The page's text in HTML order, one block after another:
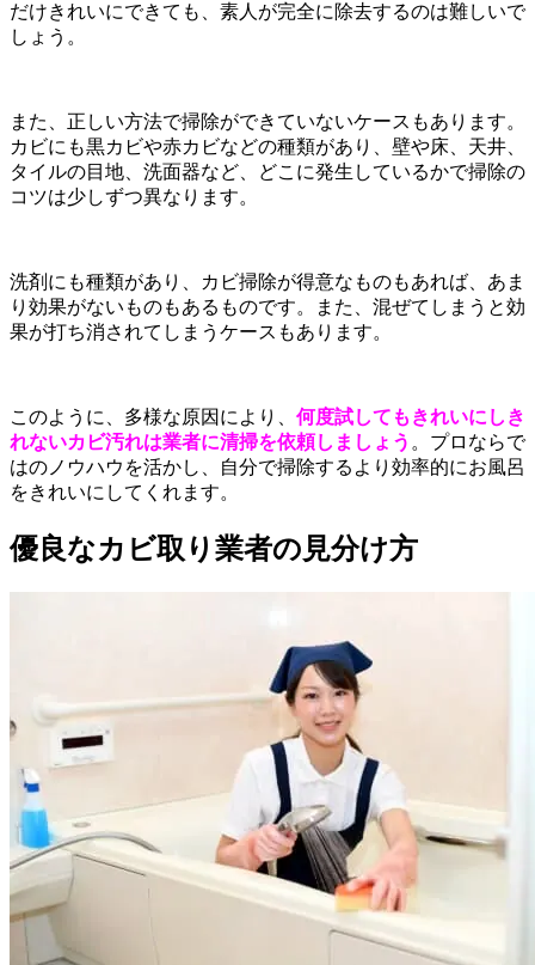
だけきれいにできても、素人が完全に除去するのは難しいで
しょう。
また、正しい方法で掃除ができていないケースもあります。
カビにも黒カビや赤カビなどの種類があり、壁や床、天井、
タイルの目地、洗面器など、どこに発生しているかで掃除の
コツは少しずつ異なります。
洗剤にも種類があり、カビ掃除が得意なものもあれば、あま
り効果がないものもあるものです。また、混ぜてしまうと効
果が打ち消されてしまうケースもあります。
このように、多様な原因により、 何度試してもきれいにしき
れないカビ汚れは業者に清掃を依頼しましょう 。プロならで
はのノウハウを活かし、自分で掃除するより効率的にお風呂
をきれいにしてくれます。
優良なカビ取り業者の見分け方